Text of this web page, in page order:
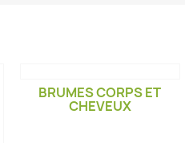
BRUMES CORPS ET
CHEVEUX